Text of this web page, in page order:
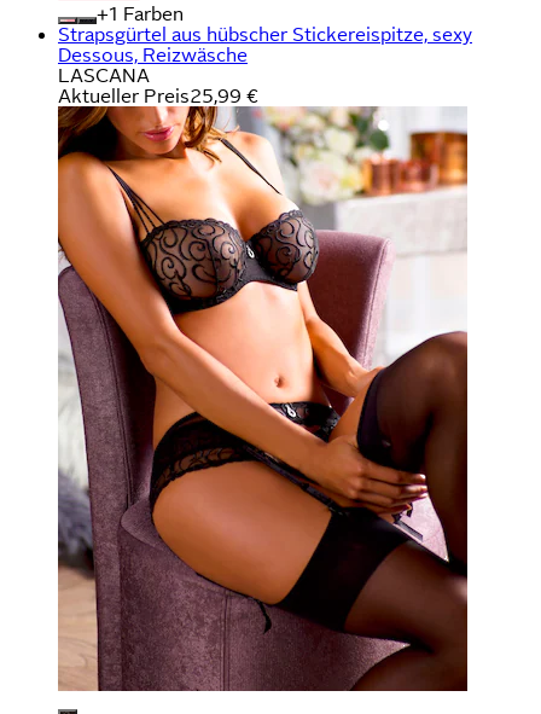
+
Farben
Strapsgürtel aus hübscher Stickereispitze, sexy
Dessous, Reizwäsche
LASCANA
Aktueller Preis25,99 €